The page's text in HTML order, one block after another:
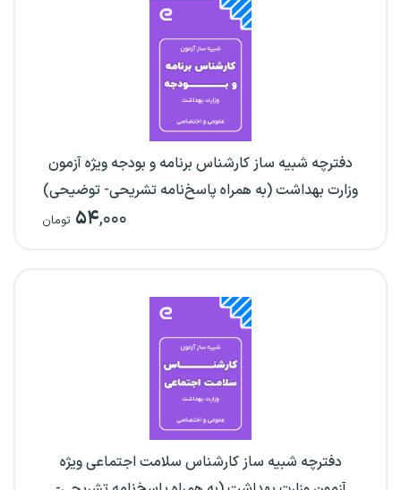
دفترچه شبیه ساز کارشناس برنامه و بودجه ویژه آزمون
وزارت بهداشت (به همراه پاسخ‌نامه تشریحی- توضیحی)
۵۴,۰۰۰ تومان
دفترچه شبیه ساز کارشناس سلامت اجتماعی ویژه